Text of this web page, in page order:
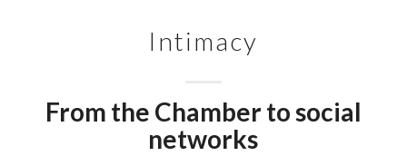
Intimacy
From the Chamber to social
networks